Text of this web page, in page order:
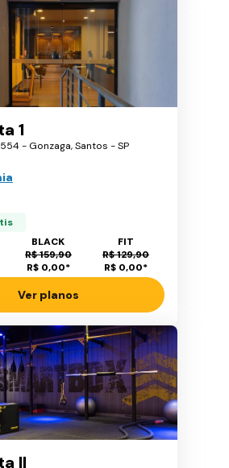
1
- Gonzaga, Santos - SP
BLACK
R$ 159,90
R$ 0,00*
FIT
R$ 129,90
R$ 0,00*
Ver planos
II